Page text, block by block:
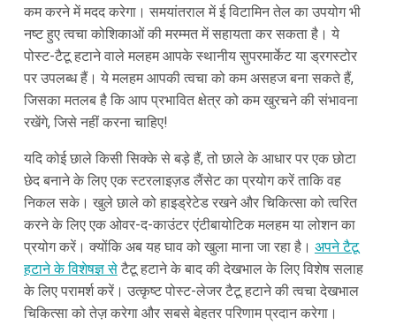
कम करने में मदद करेगा। समयांतराल में ई विटामिन तेल का उपयोग भी
नष्ट हुए त्वचा कोशिकाओं की मरम्मत में सहायता कर सकता है। ये
पोस्ट-टैटू हटाने वाले मलहम आपके स्थानीय सुपरमार्केट या ड्रगस्टोर
पर उपलब्ध हैं। ये मलहम आपकी त्वचा को कम असहज बना सकते हैं,
जिसका मतलब है कि आप प्रभावित क्षेत्र को कम खुरचने की संभावना
रखेंगे, जिसे नहीं करना चाहिए!
यदि कोई छाले किसी सिक्के से बड़े हैं, तो छाले के आधार पर एक छोटा
छेद बनाने के लिए एक स्टरलाइज़ड लैंसेट का प्रयोग करें ताकि वह
निकल सके। खुले छाले को हाइड्रेटेड रखने और चिकित्सा को त्वरित
करने के लिए एक ओवर-द-काउंटर एंटीबायोटिक मलहम या लोशन का
प्रयोग करें। क्योंकि अब यह घाव को खुला माना जा रहा है। अपने टैटू
हटाने के विशेषज्ञ सेटैटू हटाने के बाद की देखभाल के लिए विशेष सलाह
के लिए परामर्श करें। उत्कृष्ट पोस्ट-लेजर टैटू हटाने की त्वचा देखभाल
चिकित्सा को तेज़ करेगा और सबसे बेहतर परिणाम प्रदान करेगा।